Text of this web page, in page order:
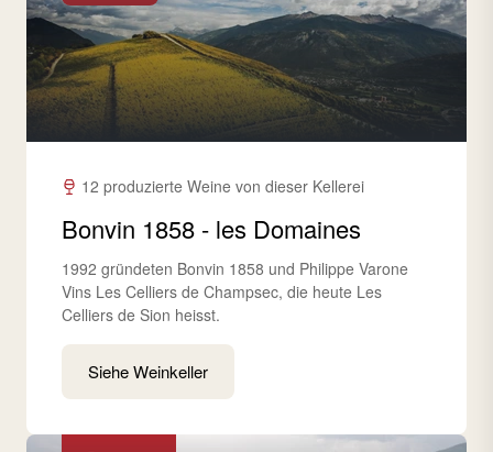
12 produzierte Weine von dieser Kellerei
Bonvin 1858 - les Domaines
1992 gründeten Bonvin 1858 und Philippe Varone
Vins Les Celliers de Champsec, die heute Les
Celliers de Sion heisst.
Siehe Weinkeller